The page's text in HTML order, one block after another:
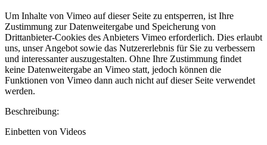
Um Inhalte von Vimeo auf dieser Seite zu entsperren, ist Ihre
Zustimmung zur Datenweitergabe und Speicherung von
Drittanbieter-Cookies des Anbieters Vimeo erforderlich. Dies erlaubt
uns, unser Angebot sowie das Nutzererlebnis für Sie zu verbessern
und interessanter auszugestalten. Ohne Ihre Zustimmung findet
keine Datenweitergabe an Vimeo statt, jedoch können die
Funktionen von Vimeo dann auch nicht auf dieser Seite verwendet
werden.
Beschreibung:
Einbetten von Videos